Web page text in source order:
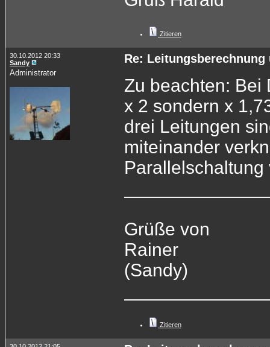
Zitieren
30.10.2012 20:33
Sandy
Administrator
Re: Leitungsberechnung
Zu beachten: Bei
x 2 sondern x
drei Leitungen
miteinander
Grüße von
Rainer
(Sandy)
Zitieren